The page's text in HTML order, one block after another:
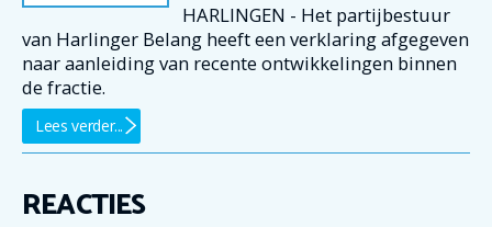
HARLINGEN - Het partijbestuur
van Harlinger Belang heeft een verklaring afgegeven
naar aanleiding van recente ontwikkelingen binnen
de fractie.
Lees verder...
REACTIES